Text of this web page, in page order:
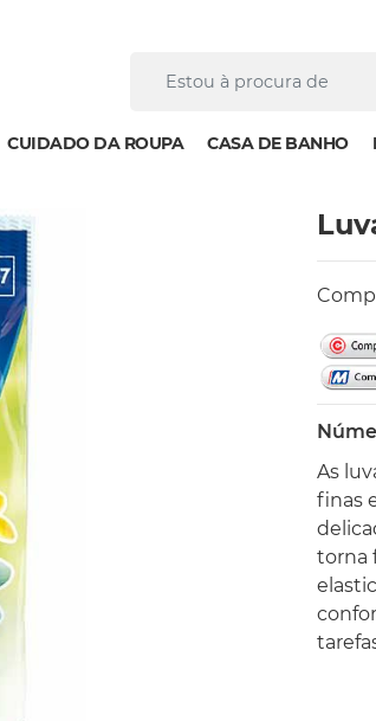
CUIDADO DA ROUPA CASA DE BANHO
As
finas
torna